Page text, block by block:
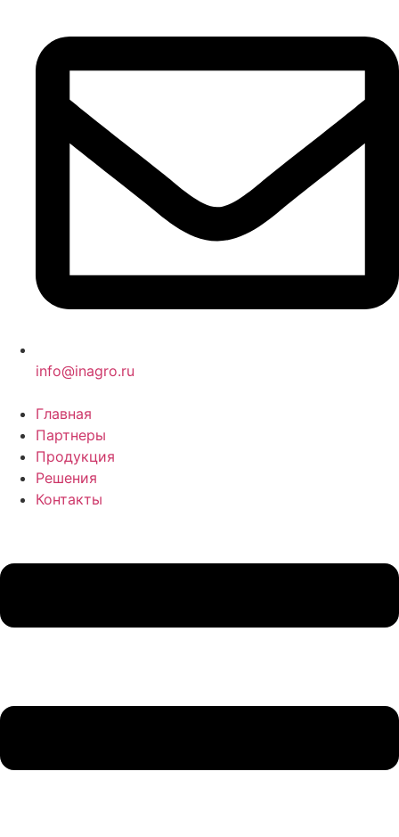
info@inagro.ru
Главная
Партнеры
Продукция
Решения
Контакты